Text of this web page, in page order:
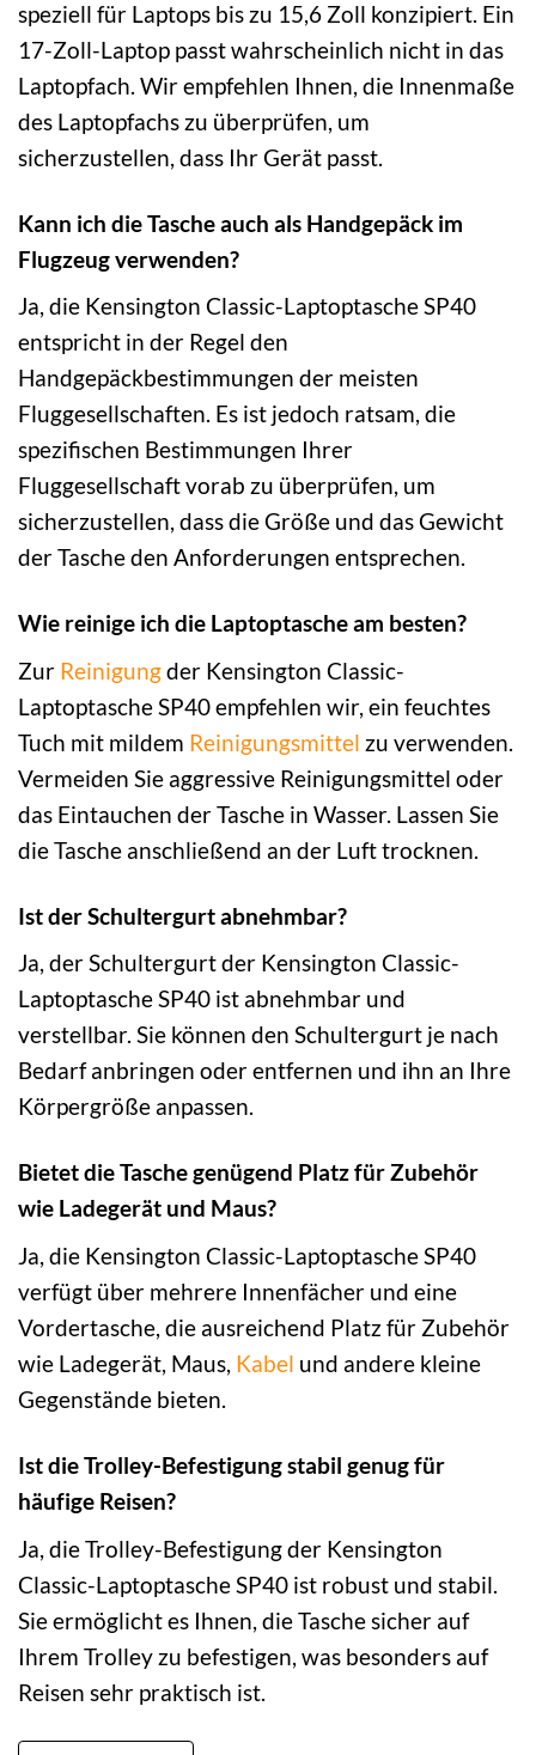
speziell für Laptops bis zu 15,6 Zoll konzipiert. Ein
17-Zoll-Laptop passt wahrscheinlich nicht in das
Laptopfach. Wir empfehlen Ihnen, die Innenmaße
des Laptopfachs zu überprüfen, um
sicherzustellen, dass Ihr Gerät passt.
Kann ich die Tasche auch als Handgepäck im
Flugzeug verwenden?
Ja, die Kensington Classic-Laptoptasche SP40
entspricht in der Regel den
Handgepäckbestimmungen der meisten
Fluggesellschaften. Es ist jedoch ratsam, die
spezifischen Bestimmungen Ihrer
Fluggesellschaft vorab zu überprüfen, um
sicherzustellen, dass die Größe und das Gewicht
der Tasche den Anforderungen entsprechen.
Wie reinige ich die Laptoptasche am besten?
Zur Reinigungder Kensington Classic-
Laptoptasche SP40 empfehlen wir, ein feuchtes
Tuch mit mildem Reinigungsmittel zu verwenden.
Vermeiden Sie aggressive Reinigungsmittel oder
das Eintauchen der Tasche in Wasser. Lassen Sie
die Tasche anschließend an der Luft trocknen.
Ist der Schultergurt abnehmbar?
Ja, der Schultergurt der Kensington Classic-
Laptoptasche SP40 ist abnehmbar und
verstellbar. Sie können den Schultergurt je nach
Bedarf anbringen oder entfernen und ihn an Ihre
Körpergröße anpassen.
Bietet die Tasche genügend Platz für Zubehör
wie Ladegerät und Maus?
Ja, die Kensington Classic-Laptoptasche SP40
verfügt über mehrere Innenfächer und eine
Vordertasche, die ausreichend Platz für Zubehör
wie Ladegerät, Maus, Kabel und andere kleine
Gegenstände bieten.
Ist die Trolley-Befestigung stabil genug für
häufige Reisen?
Ja, die Trolley-Befestigung der Kensington
Classic-Laptoptasche SP40 ist robust und stabil.
Sie ermöglicht es Ihnen, die Tasche sicher auf
Ihrem Trolley zu befestigen, was besonders auf
Reisen sehr praktisch ist.